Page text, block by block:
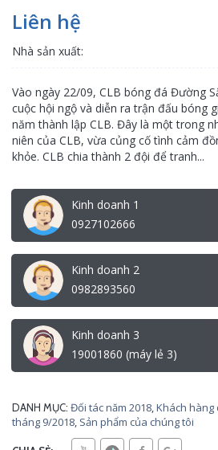
Liên hệ
Nhà sản xuất:
Vào ngày 22/09, CLB bóng đá Đường
cuộc hội ngộ và diễn ra trận đấu bóng
năm thành lập CLB. Đây là một trong
niên của CLB, vừa củng cố tình cảm
khỏe. CLB chia thành 2 đội để tranh...
Kinh doanh 1
0927102666
Kinh doanh 2
0982893560
Kinh doanh 3
19001860 (máy lẻ 3)
DANH MỤC: Đối tác năm 2018,Khách hàng
tháng 9/2018, Sản phẩm của chúng tôi